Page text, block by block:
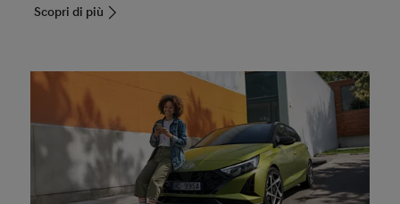
Scopri di più